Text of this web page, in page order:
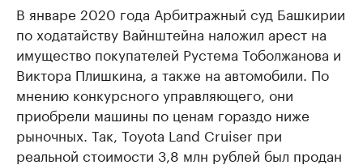
В январе 2020 года Арбитражный суд Башкирии
по ходатайству Вайнштейна наложил арест на
имущество покупателей Рустема Тоболжанова и
Виктора Плишкина, а также на автомобили. По
мнению конкурсного управляющего, они
приобрели машины по ценам гораздо ниже
рыночных. Так, Toyota Land Cruiser при
реальной стоимости 3,8 млн рублей был продан